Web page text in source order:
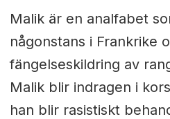
Malik är en analfabet
någonstans i Frankrike
fängelseskildring av
Malik blir indragen i
han blir rasistiskt